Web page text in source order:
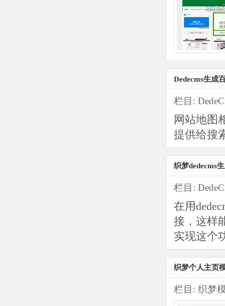
Dedecms生成
栏目:
网站地图
提供给搜
织梦dedecms
栏目:
在用
接，这样
实现这个
织梦个人主页
栏目: 织梦